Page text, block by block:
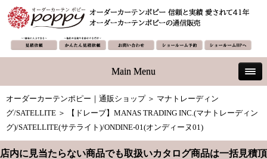
Main Menu
オーダーカーテンポピー｜通販ショップ＞ マナトレーディン
グ/SATELLITE ＞ 【ドレープ】MANAS TRADING INC.(マナトレーディン
グ)/SATELLITE(サテライト)/ONDINE-01(オンディーヌ01)
店内に見当たらない商品でも取扱いカタログ商品は一括見積頂